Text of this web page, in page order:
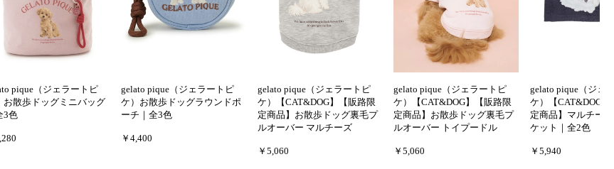
pique（ジェラートピ
お散歩ドッグミニバッグ
3色
gelato pique（ジェラートピ
ケ）お散歩ドッグラウンドポ
ーチ｜全3色
￥4,400
gelato pique（ジェラートピ
ケ）【CAT&DOG】【販路限
定商品】お散歩ドッグ裏毛プ
ルオーバー マルチーズ
￥5,060
gelato pique（ジェラートピ
ケ）【CAT&DOG】【販路限
定商品】お散歩ドッグ裏毛プ
ルオーバー トイプードル
￥5,060
gelato pique（ジェ
ケ）【CAT&DOG】
定商品】マルチー
ケット｜全2色
￥5,940